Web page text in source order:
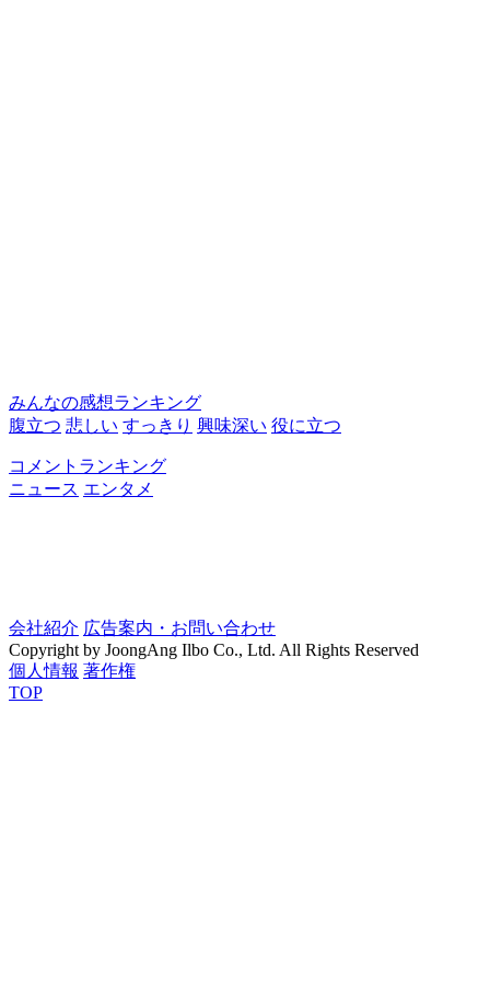
みんなの感想ランキング
腹立つ 悲しい すっきり 興味深い 役に立つ
コメントランキング
ニュース エンタメ
会社紹介 広告案内・お問い合わせ
Copyright by JoongAng Ilbo Co., Ltd. All Rights Reserved
個人情報 著作権
TOP